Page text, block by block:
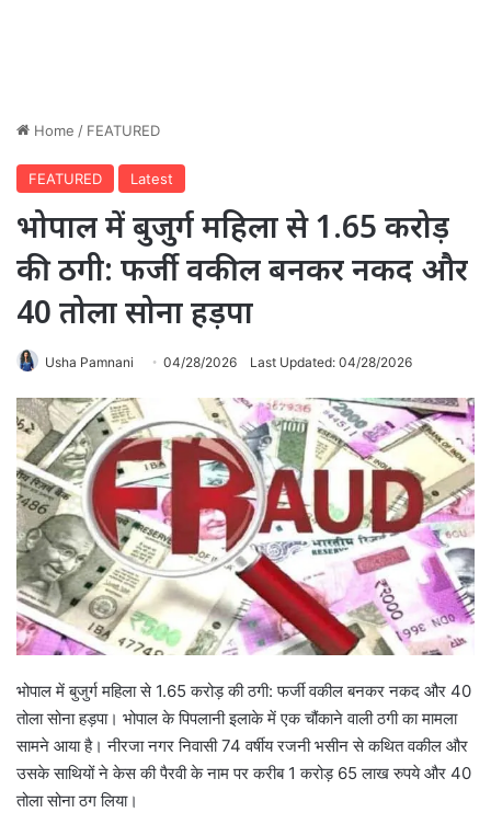
Home / FEATURED
FEATURED Latest
भोपाल में बुजुर्ग महिला से 1.65 करोड़
की ठगी: फर्जी वकील बनकर नकद और
40 तोला सोना हड़पा
Usha Pamnani 04/28/2026 Last Updated: 04/28/2026
भोपाल में बुजुर्ग महिला से 1.65 करोड़ की ठगी: फर्जी वकील बनकर नकद और 40
तोला सोना हड़पा। भोपालकेपिपलानीइलाके में एक चौंकाने वाली ठगी का मामला
सामने आया है। नीरजा नगर निवासी 74 वर्षीय रजनी भसीन से कथित वकील और
उसके साथियों ने केस की पैरवी के नाम पर करीब 1 करोड़ 65 लाख रुपये और 40
तोला सोना ठग लिया।